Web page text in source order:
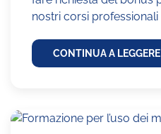
nostri corsi professionali
CONTINUA A LEGGERE